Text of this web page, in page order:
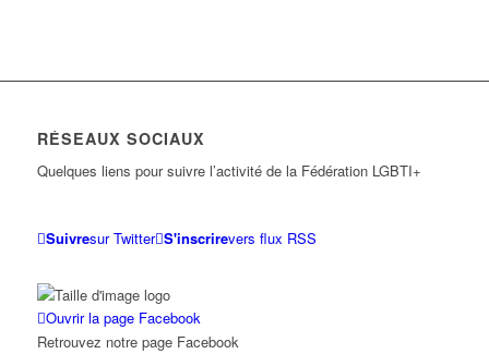
RÉSEAUX SOCIAUX
Quelques liens pour suivre l’activité de la Fédération LGBTI+
Suivresur Twitter S'inscrirevers flux RSS
Ouvrir la page Facebook
Retrouvez notre page Facebook